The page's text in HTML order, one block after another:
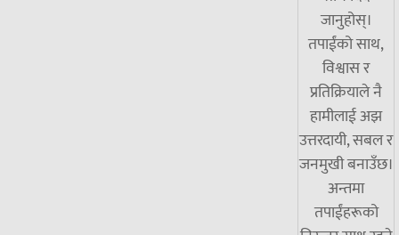
जानुहोस्।
तपाईंको साथ,
विश्वास र
प्रतिक्रियाले नै
हामीलाई अझ
उत्तरदायी, सबल र
जनमुखी बनाउँछ।
अन्तमा
तपाईंहरूको